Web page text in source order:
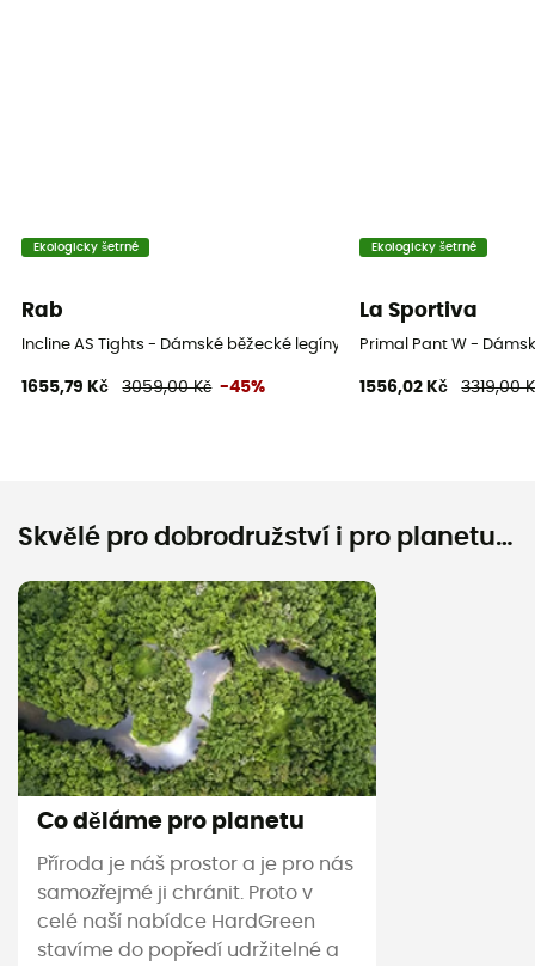
Ekologicky šetrné
Rab
Incline AS Tights - Dámské běžecké legíny
1655,79 Kč 3059,00 Kč -45%
Ekologicky šetrné
La Sportiva
Primal Pant W -
1556,02 Kč 3319,00
Skvělé pro dobrodružství i pro planetu…
Co děláme pro planetu
Příroda je náš prostor a je pro nás
samozřejmé ji chránit. Proto v
celé naší nabídce HardGreen
stavíme do popředí udržitelné a